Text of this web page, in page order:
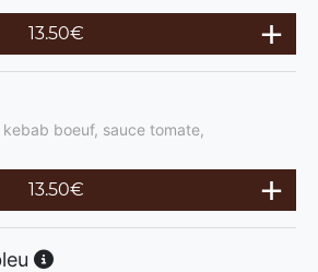
13.50€
boeuf, sauce tomate,
13.50€